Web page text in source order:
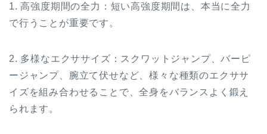
1. 高強度期間の全力：短い高強度期間は、本当に全力
で行うことが重要です。
2. 多様なエクササイズ：スクワットジャンプ、バーピ
ージャンプ、腕立て伏せなど、様々な種類のエクササ
イズを組み合わせることで、全身をバランスよく鍛え
られます。